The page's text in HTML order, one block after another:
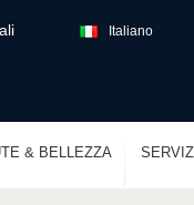
Italiano
& BELLEZZA SERVIZI